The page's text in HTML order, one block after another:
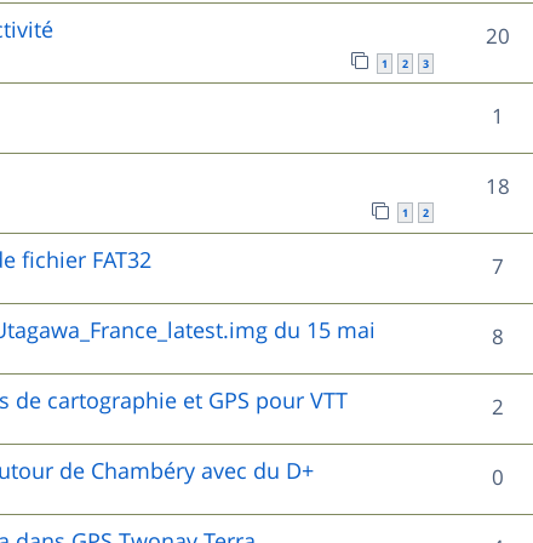
s
e
e
s
p
o
1 2 3
20R
é
e
1
é
p
s
e
s
1 2
18R
é
e
fichier FAT32 7R
é
p
n
s
du 15 mai 8R
é
p
n
cartographie et GPS pour VTT 2R
é
p
de Chambéry avec du D+ 0R
é